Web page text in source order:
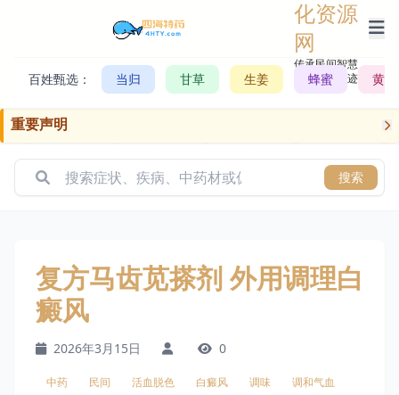
化资源
网
传承民间智慧，
记录历史轨迹
百姓甄选： 当归 甘草 生姜 蜂蜜 黄芪
重要声明
搜索
复方马齿苋搽剂 外用调理白
癜风
2026年3月15日 0
中药 民间 活血脱色 白癜风 调味
调和气血